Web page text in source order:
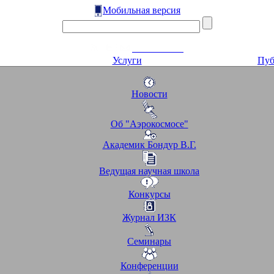
Мобильная версия
Услуги
Новости
Об "Аэрокосмосе"
Академик Бондур В.Г.
Ведущая научная школа
Конкурсы
Журнал ИЗК
Семинары
Конференции